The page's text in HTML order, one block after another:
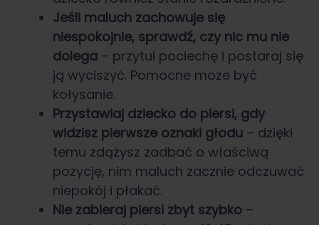
Jeśli maluch zachowuje się
niespokojnie, sprawdź, czy nic mu nie
dolega – przytul pociechę i postaraj się
ją wyciszyć. Pomocne może być
kołysanie.
Przystawiaj dziecko do piersi, gdy
widzisz pierwsze oznaki głodu – dzięki
temu zdążysz zadbać o właściwą
pozycję, nim maluch zacznie odczuwać
niepokój i płakać.
Nie zabieraj piersi zbyt szybko –